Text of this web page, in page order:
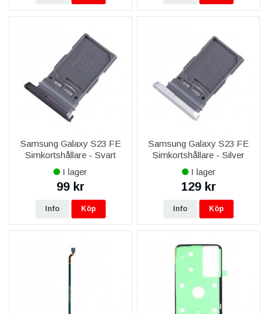
Samsung Galaxy S23 FE
Simkortshållare - Svart
I lager
99 kr
Info Köp
Samsung Galaxy S23 FE
Simkortshållare - Silver
I lager
129 kr
Info Köp